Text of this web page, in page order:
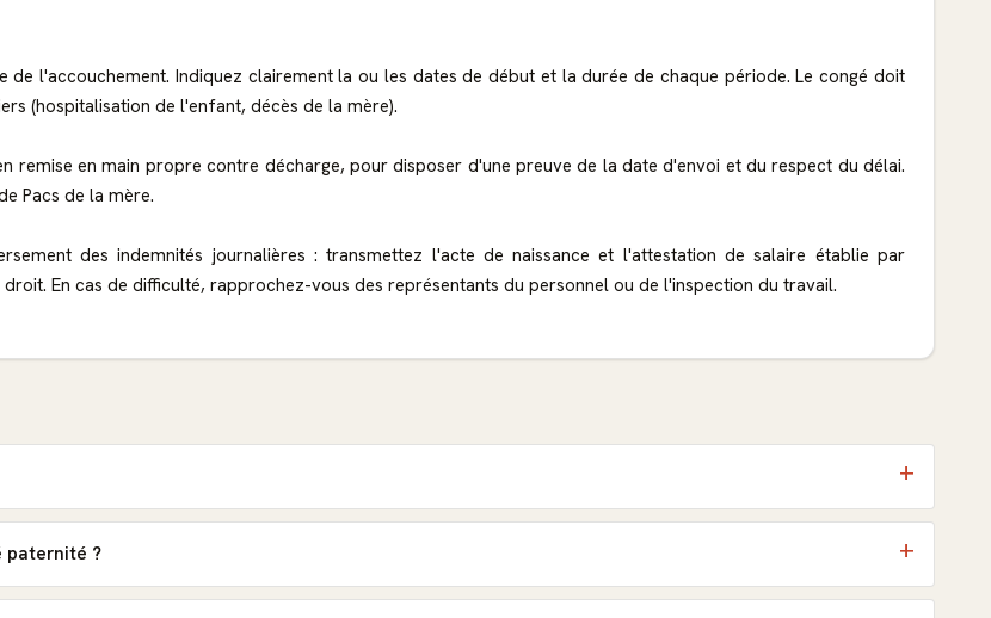
l'accouchement. Indiquez clairement la ou les dates de début et la durée de chaque période. Le congé doit
(hospitalisation de l'enfant, décès de la mère).
remise en main propre contre décharge, pour disposer d'une preuve de la date d'envoi et du respect du délai.
Pacs de la mère.
des indemnités journalières : transmettez l'acte de naissance et l'attestation de salaire établie par
En cas de difficulté, rapprochez-vous des représentants du personnel ou de l'inspection du travail.
paternité ?